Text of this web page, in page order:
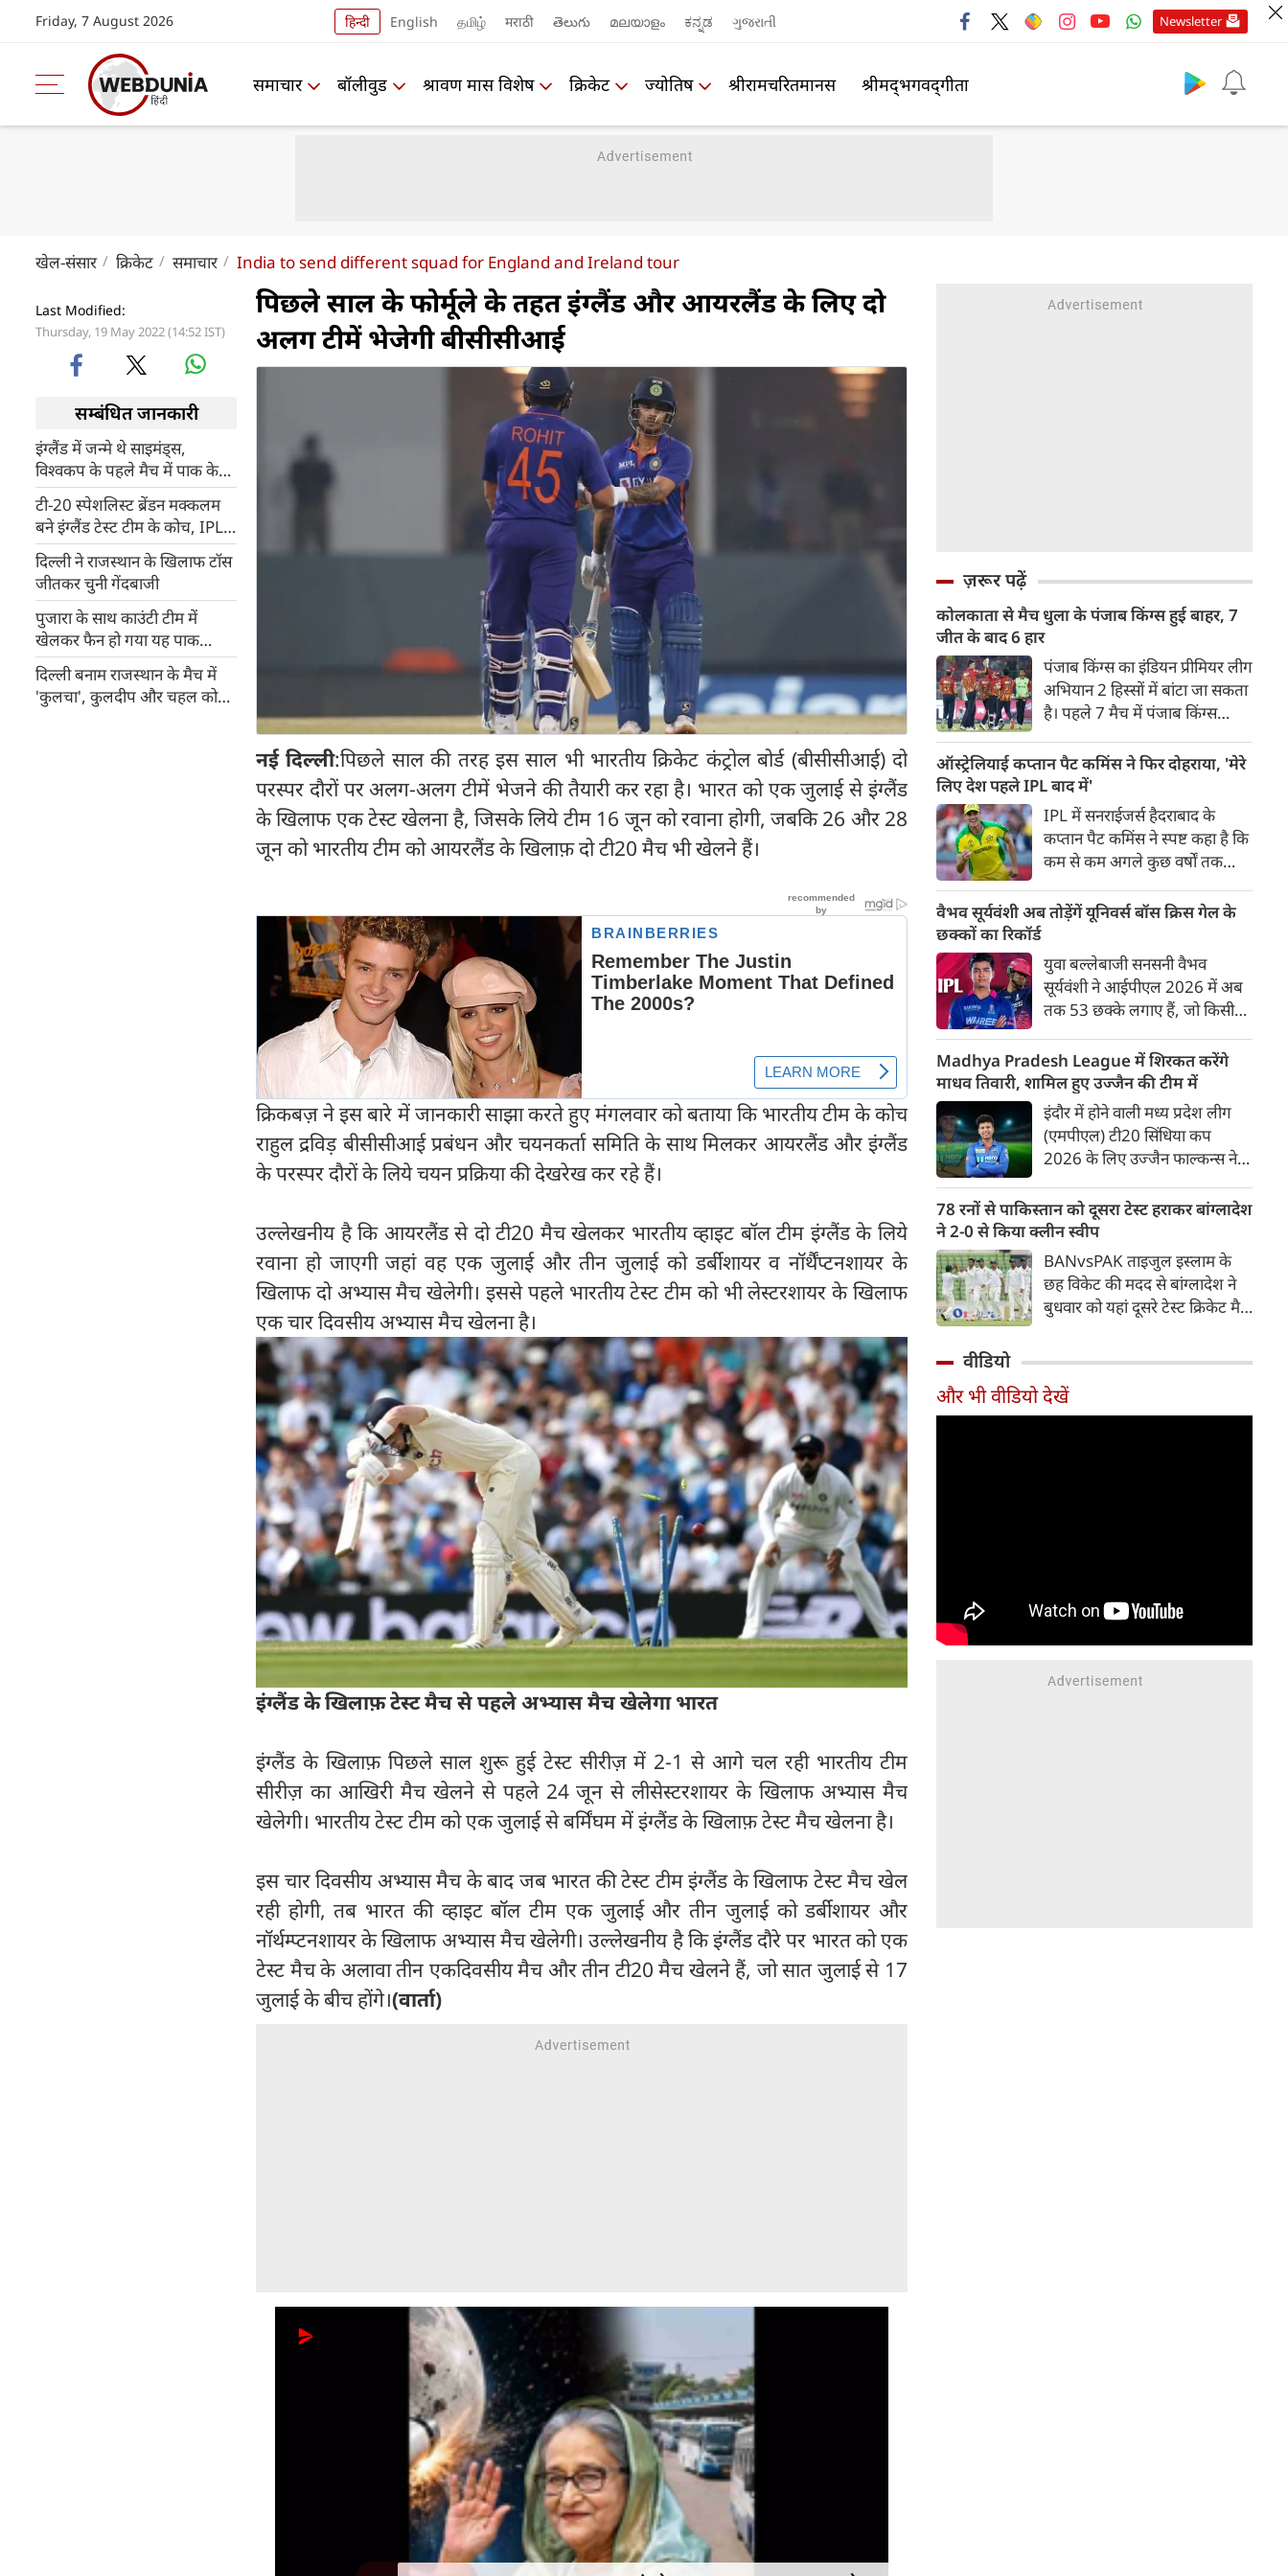
Friday, 7 August 2026 हिन्दी English தமிழ் मराठी తెలుగు മലയാളം ಕನ್ನಡ ગુજરાતી Newsletter
समाचार बॉलीवुड श्रावण मास विशेष क्रिकेट ज्योतिष श्रीरामचरितमानस श्रीमद्‍भगवद्‍गीता
खेल-संसार क्रिकेट समाचार India to send different squad for England and Ireland tour
Last Modified:
Thursday, 19 May 2022 (14:52 IST)
सम्बंधित जानकारी
इंग्लैंड में जन्मे थे साइमंड्स,
विश्वकप के पहले मैच में पाक के
गेंदबाजों की धुलाई कर हुए थे
मशहूर
टी-20 स्पेशलिस्ट ब्रेंडन मक्कलम
बने इंग्लैंड टेस्ट टीम के कोच, IPL में
कोलकाता से लेंगे विदा
दिल्ली ने राजस्थान के खिलाफ टॉस
जीतकर चुनी गेंदबाजी
पुजारा के साथ काउंटी टीम में
खेलकर फैन हो गया यह पाक
टी-20 कीपर
दिल्ली बनाम राजस्थान के मैच में
'कुलचा', कुलदीप और चहल को
पिछले साल के फोर्मूले के तहत इंग्लैंड और आयरलैंड के लिए दो
अलग टीमें भेजेगी बीसीसीआई
नई दिल्ली:पिछले साल की तरह इस साल भी भारतीय क्रिकेट कंट्रोल बोर्ड (बीसीसीआई) दो
परस्पर दौरों पर अलग-अलग टीमें भेजने की तैयारी कर रहा है। भारत को एक जुलाई से इंग्लैंड
के खिलाफ एक टेस्ट खेलना है, जिसके लिये टीम 16 जून को रवाना होगी, जबकि 26 और 28
जून को भारतीय टीम को आयरलैंड के खिलाफ़ दो टी20 मैच भी खेलने हैं।
क्रिकबज़ ने इस बारे में जानकारी साझा करते हुए मंगलवार को बताया कि भारतीय टीम के कोच
राहुल द्रविड़ बीसीसीआई प्रबंधन और चयनकर्ता समिति के साथ मिलकर आयरलैंड और इंग्लैंड
के परस्पर दौरों के लिये चयन प्रक्रिया की देखरेख कर रहे हैं।
उल्लेखनीय है कि आयरलैंड से दो टी20 मैच खेलकर भारतीय व्हाइट बॉल टीम इंग्लैंड के लिये
रवाना हो जाएगी जहां वह एक जुलाई और तीन जुलाई को डर्बीशायर व नॉर्थैंप्टनशायर के
खिलाफ दो अभ्यास मैच खेलेगी। इससे पहले भारतीय टेस्ट टीम को भी लेस्टरशायर के खिलाफ
एक चार दिवसीय अभ्यास मैच खेलना है।
इंग्लैंड के खिलाफ़ टेस्ट मैच से पहले अभ्यास मैच खेलेगा भारत
इंग्लैंड के खिलाफ़ पिछले साल शुरू हुई टेस्ट सीरीज़ में 2-1 से आगे चल रही भारतीय टीम
सीरीज़ का आखिरी मैच खेलने से पहले 24 जून से लीसेस्टरशायर के खिलाफ अभ्यास मैच
खेलेगी। भारतीय टेस्ट टीम को एक जुलाई से बर्मिंघम में इंग्लैंड के खिलाफ़ टेस्ट मैच खेलना है।
इस चार दिवसीय अभ्यास मैच के बाद जब भारत की टेस्ट टीम इंग्लैंड के खिलाफ टेस्ट मैच खेल
रही होगी, तब भारत की व्हाइट बॉल टीम एक जुलाई और तीन जुलाई को डर्बीशायर और
नॉर्थम्प्टनशायर के खिलाफ अभ्यास मैच खेलेगी। उल्लेखनीय है कि इंग्लैंड दौरे पर भारत को एक
टेस्ट मैच के अलावा तीन एकदिवसीय मैच और तीन टी20 मैच खेलने हैं, जो सात जुलाई से 17
जुलाई के बीच होंगे।(वार्ता)
ज़रूर पढ़ें
कोलकाता से मैच धुला के पंजाब किंग्स हुई बाहर, 7
जीत के बाद 6 हार
पंजाब किंग्स का इंडियन प्रीमियर लीग
अभियान 2 हिस्सों में बांटा जा सकता
है। पहले 7 मैच में पंजाब किंग्स
उसे हार का सामना करना पड़ा इसके
बाद अंतिम मैच वह जरूर जीती
लेकिन तब तक उसकी किस्मत
लखनऊ के हाथ लिखी गई थी।
ऑस्ट्रेलियाई कप्तान पैट कमिंस ने फिर दोहराया, 'मेरे
लिए देश पहले IPL बाद में'
IPL में सनराईजर्स हैदराबाद के
कप्तान पैट कमिंस ने स्पष्ट कहा है कि
कम से कम अगले कुछ वर्षों तक
प्राथमिकता होगी। यह बयान उस चर्चा
के बीच आया है, जिसमें कहा जा रहा
है कि ऑस्ट्रेलिया के कुछ बड़े खिलाड़ी
IPL से आगे बढ़कर अन्य फ्रेंचाइजी
क्रिकेट खेलने के लिए राष्ट्रीय टीम से
दूरी बना सकते हैं।
वैभव सूर्यवंशी अब तोड़ेंगें यूनिवर्स बॉस क्रिस गेल के
छक्कों का रिकॉर्ड
युवा बल्लेबाजी सनसनी वैभव
सूर्यवंशी ने आईपीएल 2026 में अब
तक 53 छक्के लगाए हैं, जो किसी
टूर्नामेंट में दूसरे सबसे ज़्यादा हैं। सबसे
ज़्यादा 59 छक्के क्रिस गेल ने
आईपीएल 2012 में लगाए थे।
सूर्यवंशी की नज़रें अब गेल के रिकॉर्ड
पर होंगी।
Madhya Pradesh League में शिरकत करेंगे
माधव तिवारी, शामिल हुए उज्जैन की टीम में
इंदौर में होने वाली मध्य प्रदेश लीग
(एमपीएल) टी20 सिंधिया कप
2026 के लिए उज्जैन फाल्कन्स ने
जिसमें युवा ऑलराउंडर माधव तिवारी
सबसे बड़े आकर्षण के रूप में
उभरकर सामने आए हैं। इंडियन
प्रीमियर लीग में दिल्ली कैपिटल्स का
हिस्सा रहे माधव तिवारी इस समय
मध्य प्रदेश के सबसे चर्चित युवा
78 रनों से पाकिस्तान को दूसरा टेस्ट हराकर बांग्लादेश
ने 2-0 से किया क्लीन स्वीप
BANvsPAK ताइजुल इस्लाम के
छह विकेट की मदद से बांग्लादेश ने
बुधवार को यहां दूसरे टेस्ट क्रिकेट मैच
का पीछा करते हुए 358 रन पर
आउट हो गई। बांग्लादेश ने पहला
वीडियो
और भी वीडियो देखें